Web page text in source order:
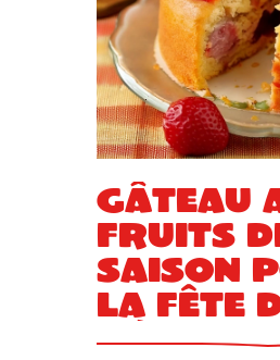
Gâteau
fruits
saison
la Fête
Mères